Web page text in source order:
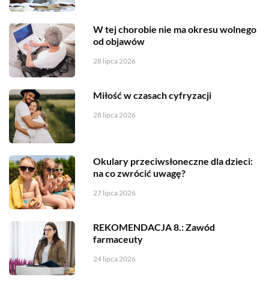
W tej chorobie nie ma okresu wolnego
od objawów
28 lipca 2026
Miłość w czasach cyfryzacji
28 lipca 2026
Okulary przeciwsłoneczne dla dzieci:
na co zwrócić uwagę?
27 lipca 2026
REKOMENDACJA 8.: Zawód
farmaceuty
24 lipca 2026